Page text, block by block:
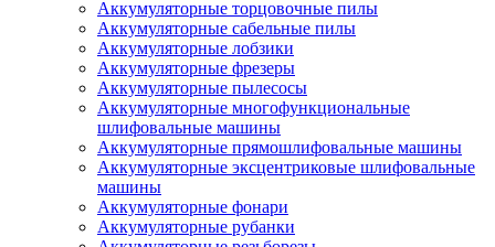
Аккумуляторные торцовочные пилы
Аккумуляторные сабельные пилы
Аккумуляторные лобзики
Аккумуляторные фрезеры
Аккумуляторные пылесосы
Аккумуляторные многофункциональные
шлифовальные машины
Аккумуляторные прямошлифовальные машины
Аккумуляторные эксцентриковые шлифовальные
машины
Аккумуляторные фонари
Аккумуляторные рубанки